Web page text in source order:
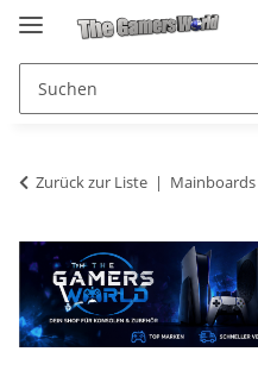
Zurück zur Liste Mainboards